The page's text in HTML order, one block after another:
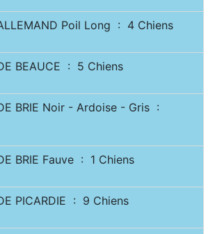
Poil Long : 4 Chiens
BEAUCE : 5 Chiens
BRIE Noir - Ardoise - Gris :
BRIE Fauve : 1 Chiens
PICARDIE : 9 Chiens